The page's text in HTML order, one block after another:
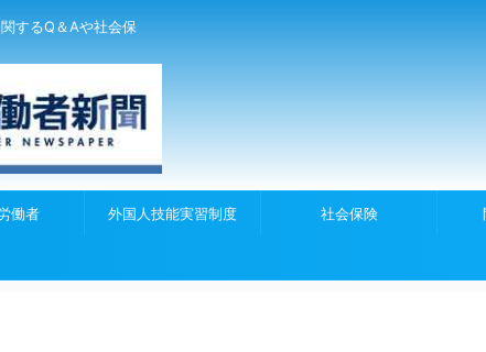
するQ＆Aや社会保
働者 外国人技能実習制度 社会保険